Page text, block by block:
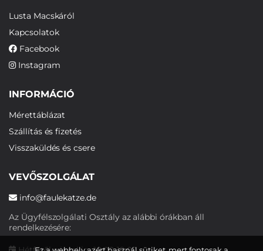
Lusta Macskáról
Kapcsolatok
Facebook
Instagram
INFORMÁCIÓ
Mérettáblázat
Szállítás és fizetés
Visszaküldés és csere
VEVŐSZOLGÁLAT
info@faulekatze.de
Az Ügyfélszolgálati Osztály az alábbi órákban áll
rendelkezésére: